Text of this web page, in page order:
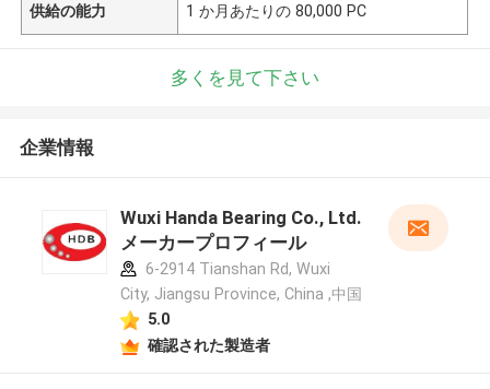
供給の能力 1 か月あたりの 80,000 PC
多くを見て下さい
企業情報
Wuxi Handa Bearing Co., Ltd.
メーカープロフィール
6-2914 Tianshan Rd, Wuxi
City, Jiangsu Province, China ,中国
5.0
確認された製造者